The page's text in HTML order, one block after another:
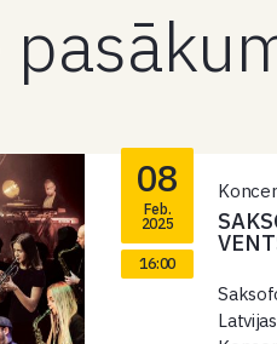
08
Feb.
2025
16:00